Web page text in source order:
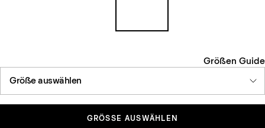
Größen Guide
Größe auswählen
GRÖSSE AUSWÄHLEN